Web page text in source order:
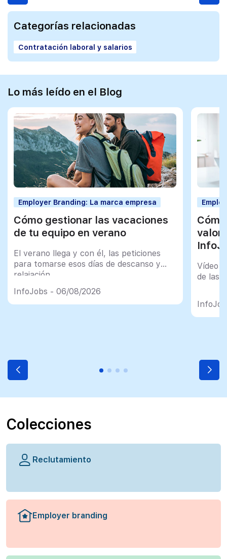
Categorías relacionadas
Contratación laboral y salarios
Lo más leído en el Blog
Employer Branding: La marca empresa
Cómo gestionar las vacaciones
de tu equipo en verano
El verano llega y con él, las peticiones
para tomarse esos días de descanso y
relajación
InfoJobs - 06/08/2026
Vídeo
de las
Colecciones
Reclutamiento
Employer branding